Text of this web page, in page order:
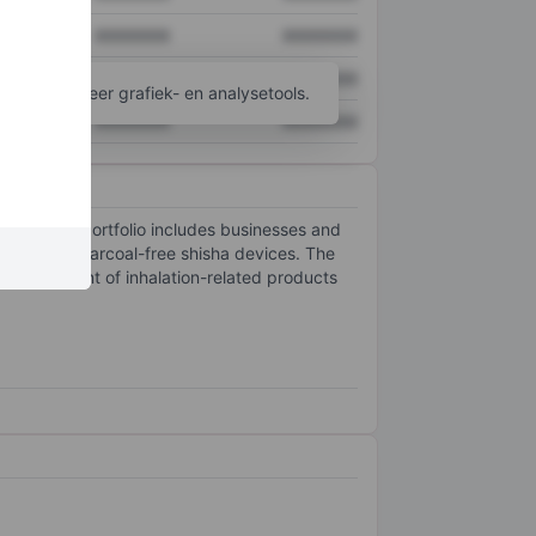
XXXXXXX XXXXXXX
tot meer grafiek- en analysetools.
Its portfolio includes businesses and
and charcoal-free shisha devices. The
of inhalation-related products